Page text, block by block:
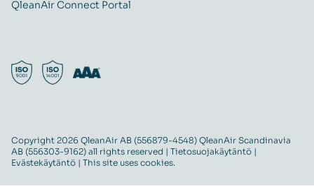
QleanAir Connect Portal
Copyright 2026 QleanAir AB (556879-4548) QleanAir Scandinavia
AB (556303-9162) all rights reserved | Tietosuojakäytäntö |
Evästekäytäntö | This site uses cookies.